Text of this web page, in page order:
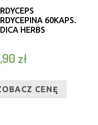
60KAPS.
HERBS
zł
CENĘ